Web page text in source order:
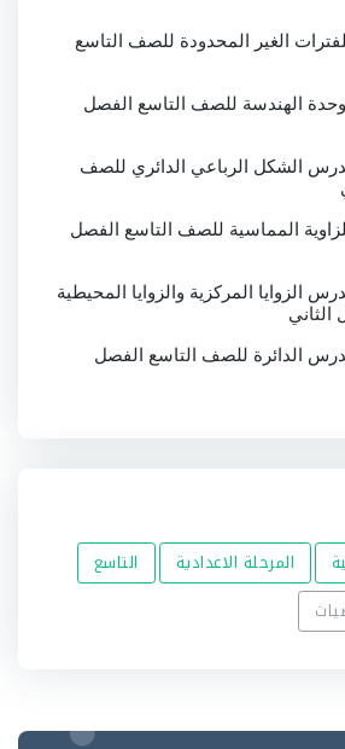
الغير المحدودة للصف التاسع
الهندسة للصف التاسع الفصل
الشكل الرباعي الدائري للصف
المماسية للصف التاسع الفصل
الزوايا المركزية والزوايا المحيطية
الدائرة للصف التاسع الفصل
المرحلة الاعدادية
التاسع